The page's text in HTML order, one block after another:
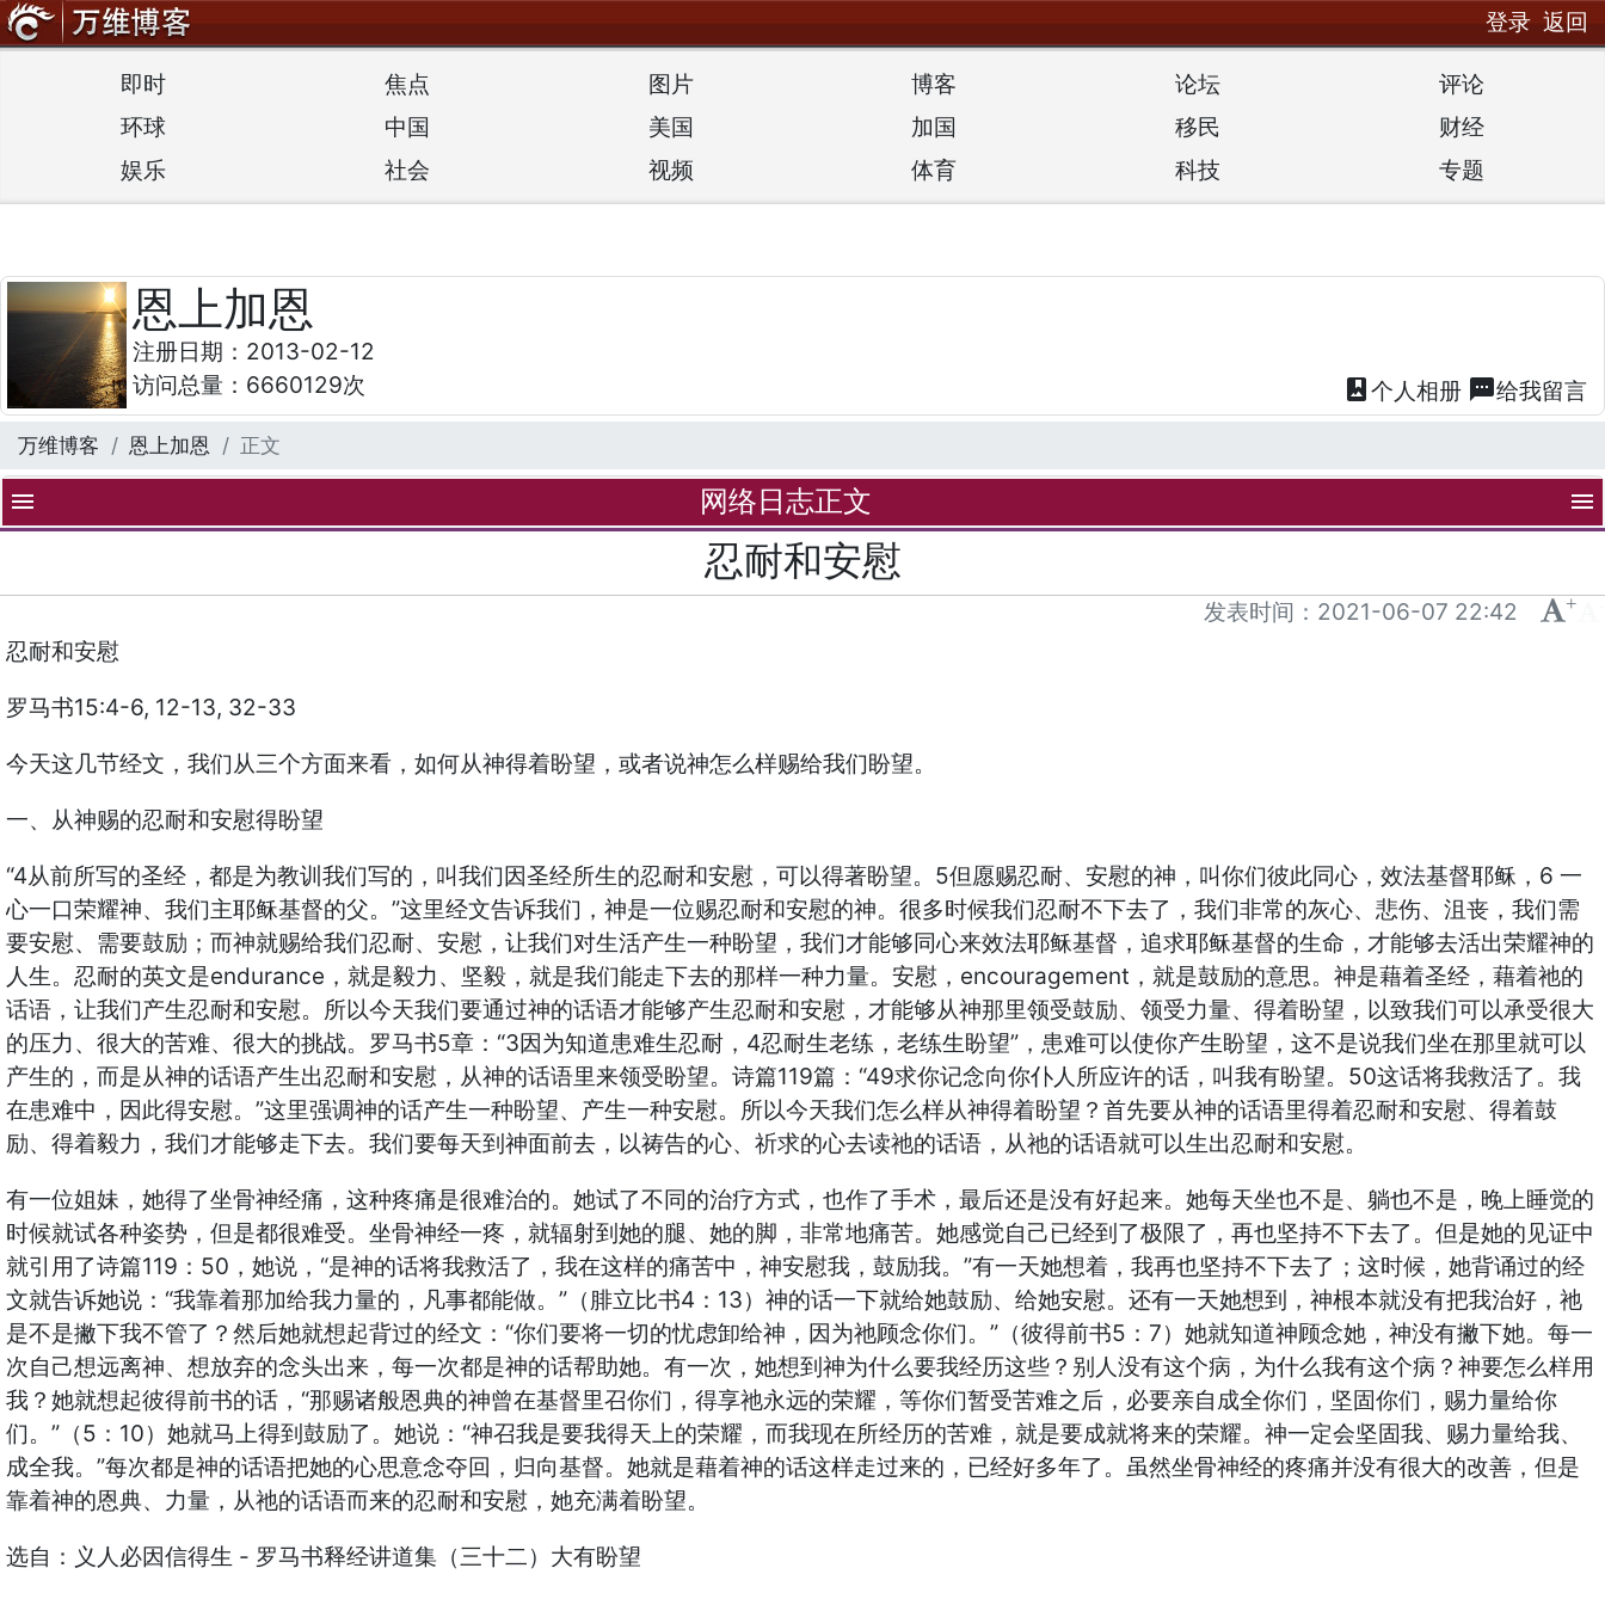
登录 返回
即时 焦点 图片 博客 论坛
评论
环球
中国 美国 加国 移民
财经
娱乐
社会 视频 体育 科技 专题
恩上加恩
注册日期：2013-02-12
访问总量：6660129次
photo_album 个人相册 textsms给我留言
万维博客 恩上加恩 正文
menu 网络日志正文 menu
忍耐和安慰
发表时间： 2021-06-07 22:42 +
忍耐和安慰
罗马书15:4-6, 12-13, 32-33
今天这几节经文，我们从三个方面来看，如何从神得着盼望，或者说神怎么样赐给我们盼望。
一、从神赐的忍耐和安慰得盼望
“4从前所写的圣经，都是为教训我们写的，叫我们因圣经所生的忍耐和安慰，可以得著盼望。5但愿赐忍耐、安慰的神，叫你们彼此同心，效法基督耶稣，6 一
心一口荣耀神、我们主耶稣基督的父。”这里经文告诉我们，神是一位赐忍耐和安慰的神。很多时候我们忍耐不下去了，我们非常的灰心、悲伤、沮丧，我们需
要安慰、需要鼓励；而神就赐给我们忍耐、安慰，让我们对生活产生一种盼望，我们才能够同心来效法耶稣基督，追求耶稣基督的生命，才能够去活出荣耀神的
人生。忍耐的英文是endurance，就是毅力、坚毅，就是我们能走下去的那样一种力量。安慰，encouragement，就是鼓励的意思。神是藉着圣经，藉着祂的
话语，让我们产生忍耐和安慰。所以今天我们要通过神的话语才能够产生忍耐和安慰，才能够从神那里领受鼓励、领受力量、得着盼望，以致我们可以承受很大
的压力、很大的苦难、很大的挑战。罗马书5章：“3因为知道患难生忍耐，4忍耐生老练，老练生盼望”，患难可以使你产生盼望，这不是说我们坐在那里就可以
产生的，而是从神的话语产生出忍耐和安慰，从神的话语里来领受盼望。诗篇119篇：“49求你记念向你仆人所应许的话，叫我有盼望。50这话将我救活了。我
在患难中，因此得安慰。”这里强调神的话产生一种盼望、产生一种安慰。所以今天我们怎么样从神得着盼望？首先要从神的话语里得着忍耐和安慰、得着鼓
励、得着毅力，我们才能够走下去。我们要每天到神面前去，以祷告的心、祈求的心去读祂的话语，从祂的话语就可以生出忍耐和安慰。
有一位姐妹，她得了坐骨神经痛，这种疼痛是很难治的。她试了不同的治疗方式，也作了手术，最后还是没有好起来。她每天坐也不是、躺也不是，晚上睡觉的
时候就试各种姿势，但是都很难受。坐骨神经一疼，就辐射到她的腿、她的脚，非常地痛苦。她感觉自己已经到了极限了，再也坚持不下去了。但是她的见证中
就引用了诗篇119：50，她说，“是神的话将我救活了，我在这样的痛苦中，神安慰我，鼓励我。”有一天她想着，我再也坚持不下去了；这时候，她背诵过的经
文就告诉她说：“我靠着那加给我力量的，凡事都能做。”（腓立比书4：13）神的话一下就给她鼓励、给她安慰。还有一天她想到，神根本就没有把我治好，祂
是不是撇下我不管了？然后她就想起背过的经文：“你们要将一切的忧虑卸给神，因为祂顾念你们。”（彼得前书5：7）她就知道神顾念她，神没有撇下她。每一
次自己想远离神、想放弃的念头出来，每一次都是神的话帮助她。有一次，她想到神为什么要我经历这些？别人没有这个病，为什么我有这个病？神要怎么样用
我？她就想起彼得前书的话，“那赐诸般恩典的神曾在基督里召你们，得享祂永远的荣耀，等你们暂受苦难之后，必要亲自成全你们，坚固你们，赐力量给你
们。”（5：10）她就马上得到鼓励了。她说：“神召我是要我得天上的荣耀，而我现在所经历的苦难，就是要成就将来的荣耀。神一定会坚固我、赐力量给我、
成全我。”每次都是神的话语把她的心思意念夺回，归向基督。她就是藉着神的话这样走过来的，已经好多年了。虽然坐骨神经的疼痛并没有很大的改善，但是
靠着神的恩典、力量，从祂的话语而来的忍耐和安慰，她充满着盼望。
选自：义人必因信得生 - 罗马书释经讲道集（三十二）大有盼望